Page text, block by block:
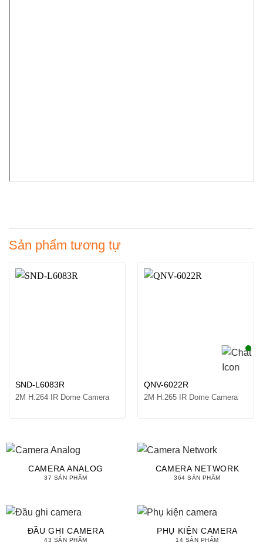
Sản phẩm tương tự
SND-L6083R
2M H.264 IR Dome Camera
QNV-6022R
2M H.265 IR Dome Camera
CAMERA ANALOG
37 SẢN PHẨM
CAMERA NETWORK
364 SẢN PHẨM
ĐẦU GHI CAMERA
43 SẢN PHẨM
PHỤ KIỆN CAMERA
14 SẢN PHẨM